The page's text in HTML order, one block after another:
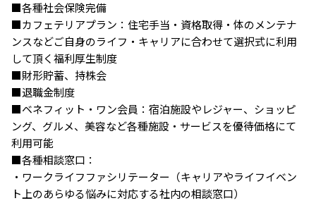
■各種社会保険完備
■カフェテリアプラン：住宅手当・資格取得・体のメンテナ
ンスなどご自身のライフ・キャリアに合わせて選択式に利用
して頂く福利厚生制度
■財形貯蓄、持株会
■退職金制度
■ベネフィット・ワン会員：宿泊施設やレジャー、ショッピ
ング、グルメ、美容など各種施設・サービスを優待価格にて
利用可能
■各種相談窓口：
・ワークライフファシリテーター（キャリアやライフイベン
ト上のあらゆる悩みに対応する社内の相談窓口）